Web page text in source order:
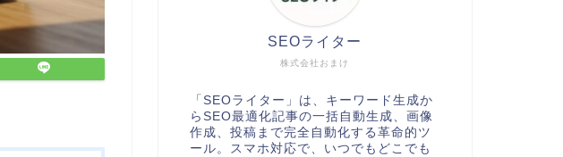
株式会社おまけ
SEOライター
「SEOライター」は、キーワード生成か
らSEO最適化記事の一括自動生成、画像
作成、投稿まで完全自動化する革命的ツ
ール。スマホ対応で、いつでもどこでも